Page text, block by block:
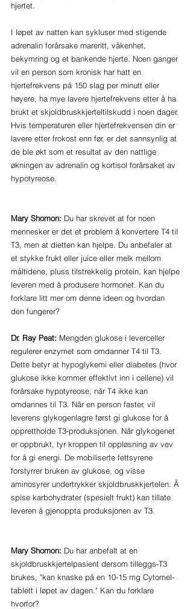
hjertet.
I løpet av natten kan sykluser med stigende
adrenalin forårsake mareritt, våkenhet,
bekymring og et bankende hjerte. Noen ganger
vil en person som kronisk har hatt en
hjertefrekvens på 150 slag per minutt eller
høyere, ha mye lavere hjertefrekvens etter å ha
brukt et skjoldbruskkjerteltilskudd i noen dager.
Hvis temperaturen eller hjertefrekvensen din er
lavere etter frokost enn før, er det sannsynlig at
de ble økt som et resultat av den nattlige
økningen av adrenalin og kortisol forårsaket av
hypotyreose.
Mary Shomon: Du har skrevet at for noen
mennesker er det et problem å konvertere T4 til
T3, men at dietten kan hjelpe. Du anbefaler at
et stykke frukt eller juice eller melk mellom
måltidene, pluss tilstrekkelig protein, kan hjelpe
leveren med å produsere hormonet. Kan du
forklare litt mer om denne ideen og hvordan
den fungerer?
Dr. Ray Peat: Mengden glukose i leverceller
regulerer enzymet som omdanner T4 til T3.
Dette betyr at hypoglykemi eller diabetes (hvor
glukose ikke kommer effektivt inn i cellene) vil
forårsake hypotyreose, når T4 ikke kan
omdannes til T3. Når en person faster, vil
leverens glykogenlagre først gi glukose for å
opprettholde T3-produksjonen. Når glykogenet
er oppbrukt, tyr kroppen til oppløsning av vev
for å gi energi. De mobiliserte fettsyrene
forstyrrer bruken av glukose, og visse
aminosyrer undertrykker skjoldbruskkjertelen. Å
spise karbohydrater (spesielt frukt) kan tillate
leveren å gjenoppta produksjonen av T3.
Mary Shomon: Du har anbefalt at en
skjoldbruskkjertelpasient dersom tilleggs-T3
brukes, "kan knaske på en 10-15 mg Cytomel-
tablett i løpet av dagen." Kan du forklare
hvorfor?